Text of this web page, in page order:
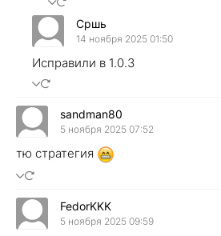
Сршь
14 ноября 2025 01:50
Исправили в 1.0.3
sandman80
5 ноября 2025 07:52
тю стратегия
FedorKKK
5 ноября 2025 09:59